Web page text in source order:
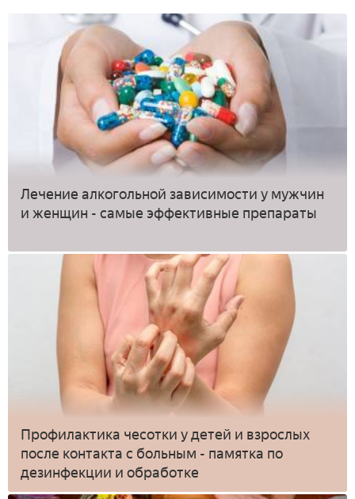
Лечение алкогольной зависимости у мужчин
и женщин - самые эффективные препараты
Профилактика чесотки у детей и взрослых
после контакта с больным - памятка по
дезинфекции и обработке